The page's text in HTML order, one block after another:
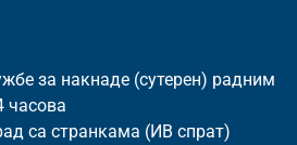
за накнаде (сутерен) радним
часова
са странкама (ИВ спрат)